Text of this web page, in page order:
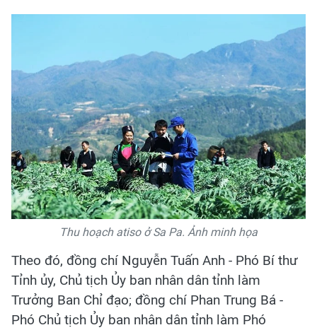
Thu hoạch atiso ở Sa Pa. Ảnh minh họa
Theo đó, đồng chí Nguyễn Tuấn Anh - Phó Bí thư
Tỉnh ủy, Chủ tịch Ủy ban nhân dân tỉnh làm
Trưởng Ban Chỉ đạo; đồng chí Phan Trung Bá -
Phó Chủ tịch Ủy ban nhân dân tỉnh làm Phó